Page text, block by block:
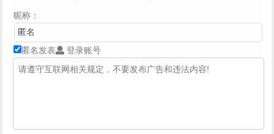
昵称：
匿名发表 登录账号